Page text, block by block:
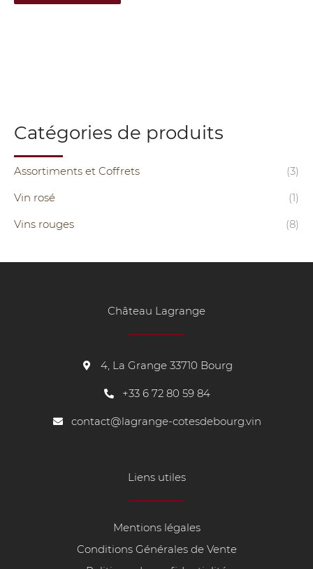
Catégories de produits
Assortiments et Coffrets
(3)
Vin rosé
(1)
Vins rouges
(8)
Château Lagrange
4, La Grange 33710 Bourg
+336 72 80 59 84
contact@lagrange-cotesdebourg.vin
Liens utiles
Mentions légales
Conditions Générales de Vente